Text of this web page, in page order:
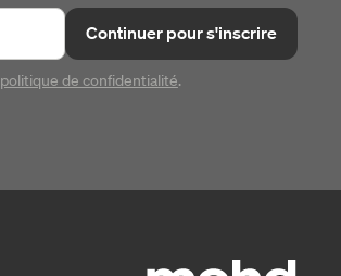
Continuer pour s'inscrire
politique de confidentialité.